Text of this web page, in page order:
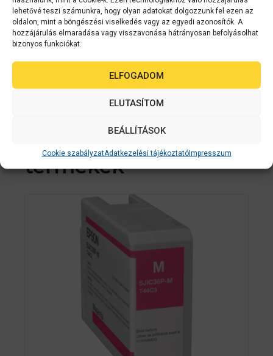
lehetővé teszi számunkra, hogy olyan adatokat dolgozzunk fel ezen az
oldalon, mint a böngészési viselkedés vagy az egyedi azonosítók. A
hozzájárulás elmaradása vagy visszavonása hátrányosan befolyásolhat
bizonyos funkciókat.
ELFOGADOM
ELUTASÍTOM
BEÁLLÍTÁSOK
Cookie szabályzatAdatkezelési tájékoztatóImpresszum
0
a
-
ő
Érdeklődjön
AJÁNLATOT KÉREK
Kapcsolódó
termékek